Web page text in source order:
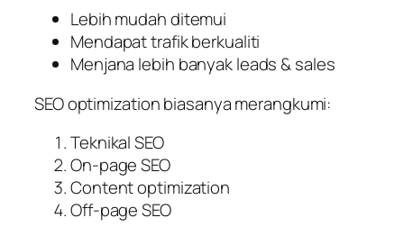
Lebih mudah ditemui
Mendapat trafik berkualiti
Menjana lebih banyak leads & sales
SEO optimization biasanya merangkumi:
Teknikal SEO
On-page SEO
Content optimization
Off-page SEO